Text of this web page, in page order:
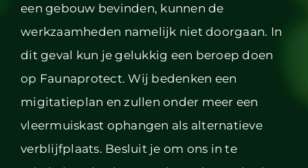
een gebouw bevinden, kunnen de
werkzaamheden namelijk niet doorgaan. In
dit geval kun je gelukkig een beroep doen
op Faunaprotect. Wij bedenken een
migitatieplan en zullen onder meer een
vleermuiskast ophangen als alternatieve
verblijfplaats. Besluit je om ons in te